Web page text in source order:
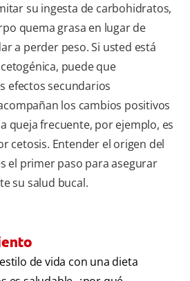
su ingesta de carbohidratos,
quema grasa en lugar de
a perder peso. Si usted está
puede que
efectos secundarios
los cambios positivos
queja frecuente, por ejemplo, es
cetosis. Entender el origen del
el primer paso para asegurar
su salud bucal.
de vida con una dieta